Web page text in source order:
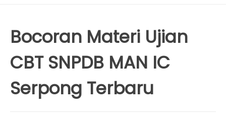
Bocoran Materi Ujian
CBT SNPDB MAN IC
Serpong Terbaru